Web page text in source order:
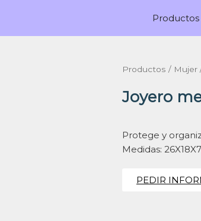
Productos
Productos / Mujer
Joyero
Protege y
Medidas:
PEDIR